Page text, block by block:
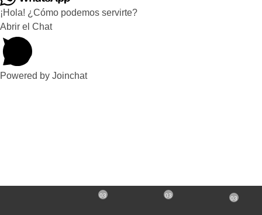
03 03 03
¡Hola! ¿Cómo podemos servirte?
Abrir el Chat
Powered by Joinchat